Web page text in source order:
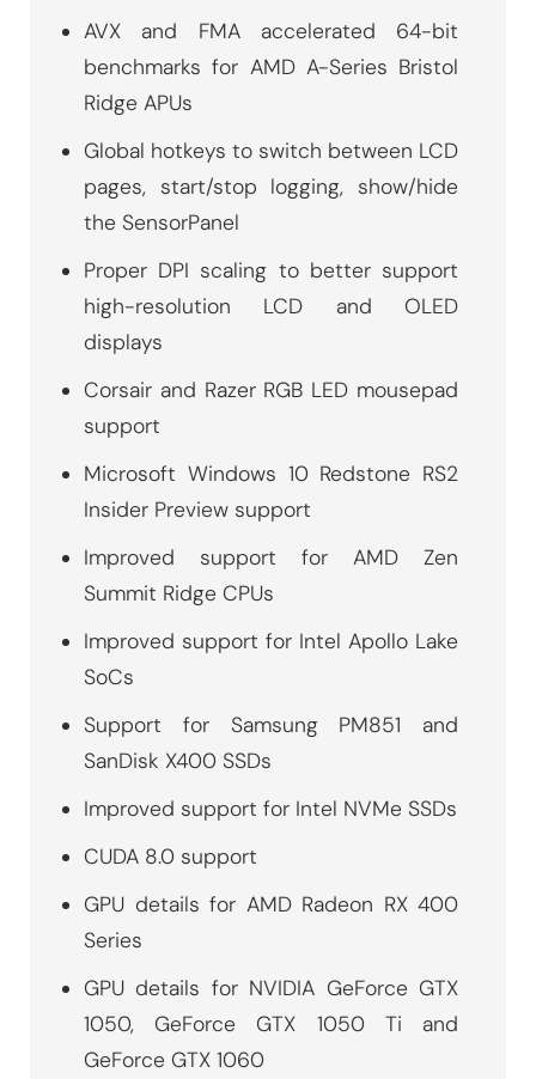
AVX and FMA accelerated 64-bit
benchmarks for AMD A-Series Bristol
Ridge APUs
Global hotkeys to switch between LCD
pages, start/stop logging, show/hide
the SensorPanel
Proper DPI scaling to better support
high-resolution LCD and OLED
displays
Corsair and Razer RGB LED mousepad
support
Microsoft Windows 10 Redstone RS2
Insider Preview support
Improved support for AMD Zen
Summit Ridge CPUs
Improved support for Intel Apollo Lake
SoCs
Support for Samsung PM851 and
SanDisk X400 SSDs
Improved support for Intel NVMe SSDs
CUDA 8.0 support
GPU details for AMD Radeon RX 400
Series
GPU details for NVIDIA GeForce GTX
1050, GeForce GTX 1050 Ti and
GeForce GTX 1060